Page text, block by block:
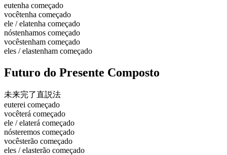
eutenha começado
vocêtenha começado
ele / elatenha começado
nóstenhamos começado
vocêstenham começado
eles / elastenham começado
Futuro do Presente Composto
未来完了直説法
euterei começado
vocêterá começado
ele / elaterá começado
nósteremos começado
vocêsterão começado
eles / elasterão começado